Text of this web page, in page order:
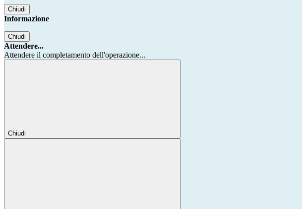
Chiudi
Informazione
Chiudi
Attendere...
Attendere il completamento dell'operazione...
Chiudi